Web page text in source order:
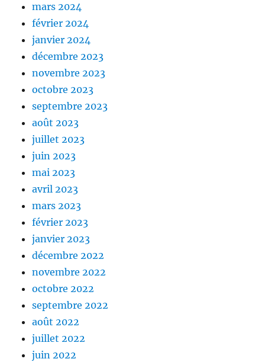
mars 2024
février 2024
janvier 2024
décembre 2023
novembre 2023
octobre 2023
septembre 2023
août 2023
juillet 2023
juin 2023
mai 2023
avril 2023
mars 2023
février 2023
janvier 2023
décembre 2022
novembre 2022
octobre 2022
septembre 2022
août 2022
juillet 2022
juin 2022